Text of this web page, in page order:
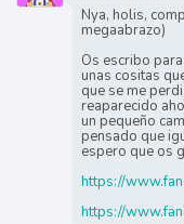
Nya, holis,
megaabrazo)
Os escribo
unas cositas
que se me
reaparecido
un pequeño
pensado que
espero que os
https://
https://